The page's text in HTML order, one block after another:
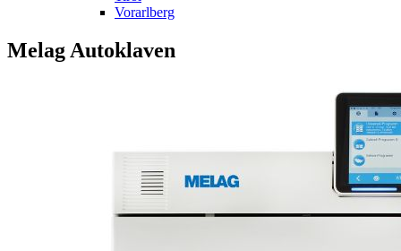
Vorarlberg
Melag Autoklaven